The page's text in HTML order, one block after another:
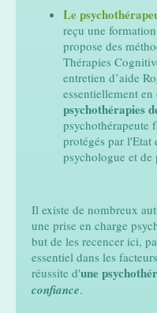
Le
reçu une
propose des
Thérapies
entretien d’aide
essentiellement
psychothérapies
psychothérapeute
protégés par l'Etat
psychologue et de
Il existe de nombreux
une prise en charge
but de les recencer ici,
essentiel dans les
réussite d'une
confiance.